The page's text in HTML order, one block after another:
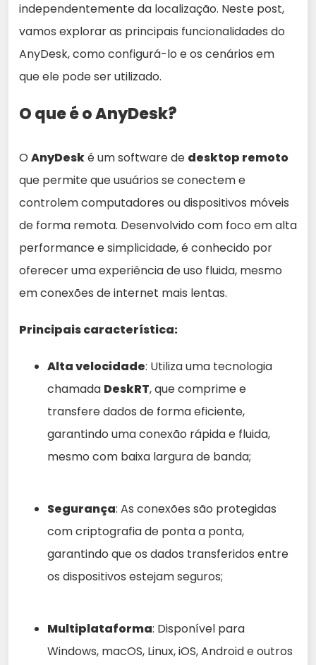
independentemente da localização. Neste post,
vamos explorar as principais funcionalidades do
AnyDesk, como configurá-lo e os cenários em
que ele pode ser utilizado.
O que é o AnyDesk?
O AnyDeské um software de desktop remoto
que permite que usuários se conectem e
controlem computadores ou dispositivos móveis
de forma remota. Desenvolvido com foco em alta
performance e simplicidade, é conhecido por
oferecer uma experiência de uso fluida, mesmo
em conexões de internet mais lentas.
Principais característica:
Alta velocidade: Utiliza uma tecnologia
chamada DeskRT, que comprime e
transfere dados de forma eficiente,
garantindo uma conexão rápida e fluida,
mesmo com baixa largura de banda;
Segurança: As conexões são protegidas
com criptografia de ponta a ponta,
garantindo que os dados transferidos entre
os dispositivos estejam seguros;
Multiplataforma: Disponível para
Windows, macOS, Linux, iOS, Android e outros